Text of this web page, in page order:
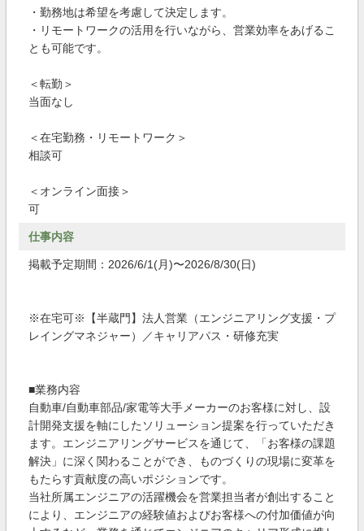
・勤務地は希望を考慮して決定します。
・リモートワークの活用を行いながら、営業効率をあげるこ
とも可能です。
＜転勤＞
当面なし
＜在宅勤務・リモートワーク＞
相談可
＜オンライン面接＞
可
仕事内容
掲載予定期間：2026/6/1(月)〜2026/8/30(日)
※在宅可※【半蔵門】法人営業（エンジニアリング支援・プ
レイングマネジャー）／キャリアパス・研修充実
■業務内容
自動車/自動車部品/家電等大手メーカーのお客様に対し、設
計開発支援を軸にしたソリューション提案を行っていただき
ます。エンジニアリングサービスを通じて、「お客様の課題
解決」に深く関わることができ、ものづくりの現場に変革を
もたらす貢献度の高いポジションです。
当社所属エンジニアの活躍機会を営業担当者が創出すること
により、エンジニアの経験値およびお客様への付加価値が向